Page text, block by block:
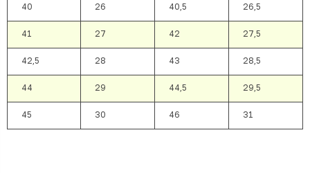
40 26 40,5 26,5
41 27 42 27,5
42,5 28 43 28,5
44 29 44,5 29,5
45 30 46 31